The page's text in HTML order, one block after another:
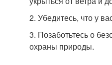
2. Убедитесь, что у
3. Позаботьтесь о
охраны природы.